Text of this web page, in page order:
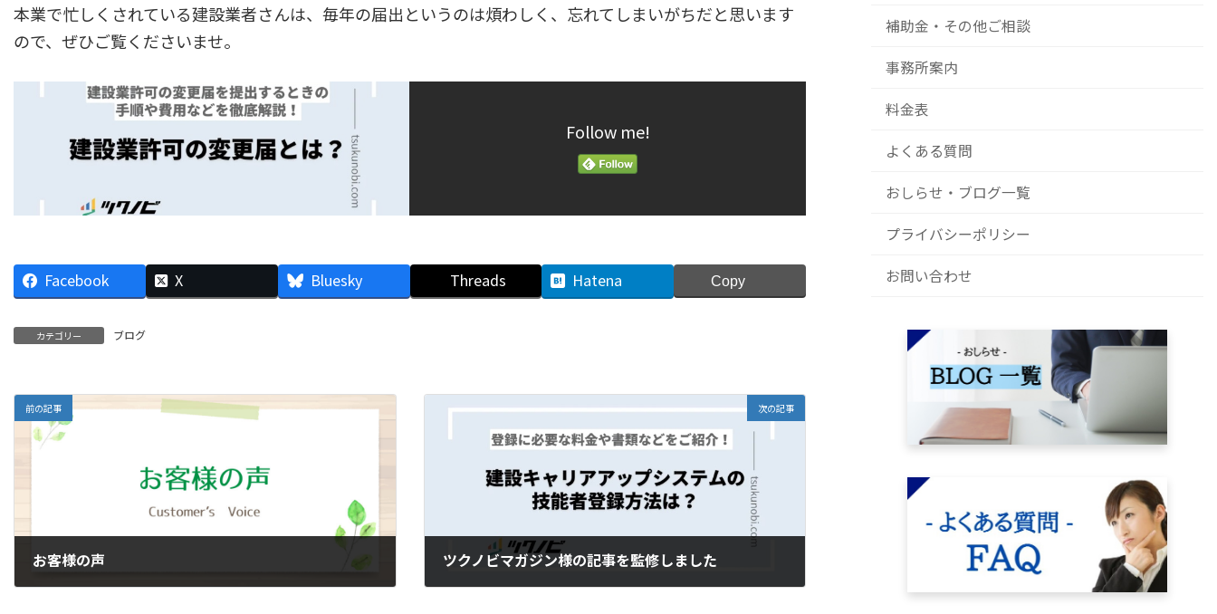
本業で忙しくされている建設業者さんは、毎年の届出というのは煩わしく、忘れてしまいがちだと思います
ので、ぜひご覧くださいませ。
Follow me!
Facebook X Bluesky Threads Hatena Copy
カテゴリー ブログ
前の記事
お客様の声
次の記事
ツクノビマガジン様の記事を監修しました
補助金・その他ご相談
事務所案内
料金表
よくある質問
おしらせ・ブログ一覧
プライバシーポリシー
お問い合わせ